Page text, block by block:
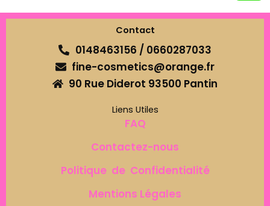
Contact
0148463156 / 0660287033
fine-cosmetics@orange.fr
90 Rue Diderot 93500 Pantin
Liens Utiles
FAQ
Contactez-nous
Politique de Confidentialité
Mentions Légales